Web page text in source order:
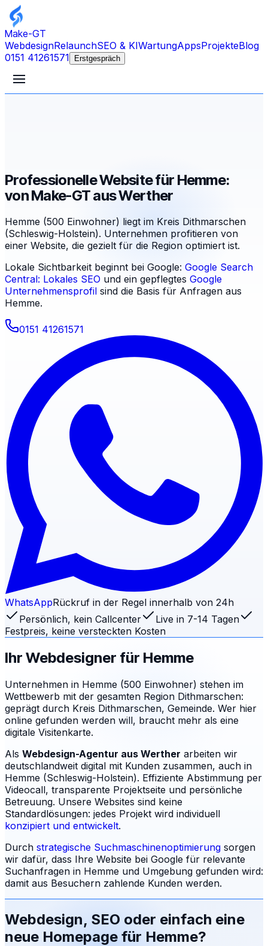
Make-GT
WebdesignRelaunchSEO & KIWartungAppsProjekteBlog
0151 41261571
Erstgespräch
Professionelle Website für Hemme:
von Make-GT aus Werther
Hemme (500 Einwohner) liegt im Kreis Dithmarschen
(Schleswig-Holstein). Unternehmen profitieren von
einer Website, die gezielt für die Region optimiert ist.
Lokale Sichtbarkeit beginnt bei Google: Google Search
Central: Lokales SEO und ein gepflegtes Google
Unternehmensprofil sind die Basis für Anfragen aus
Hemme.
0151 41261571
WhatsAppRückruf in der Regel innerhalb von 24h
Persönlich, kein Callcenter
Live in 7-14 Tagen
Festpreis, keine versteckten Kosten
Ihr Webdesigner für Hemme
Unternehmen in Hemme (500 Einwohner) stehen im
Wettbewerb mit der gesamten Region Dithmarschen:
geprägt durch Kreis Dithmarschen, Gemeinde. Wer hier
online gefunden werden will, braucht mehr als eine
digitale Visitenkarte.
Als Webdesign-Agentur aus Werther arbeiten wir
deutschlandweit digital mit Kunden zusammen, auch in
Hemme (Schleswig-Holstein). Effiziente Abstimmung per
Videocall, transparente Projektseite und persönliche
Betreuung. Unsere Websites sind keine
Standardlösungen: jedes Projekt wird individuell
konzipiert und entwickelt.
Durch strategische Suchmaschinenoptimierung sorgen
wir dafür, dass Ihre Website bei Google für relevante
Suchanfragen in Hemme und Umgebung gefunden wird:
damit aus Besuchern zahlende Kunden werden.
Webdesign, SEO oder einfach eine
neue Homepage für Hemme?